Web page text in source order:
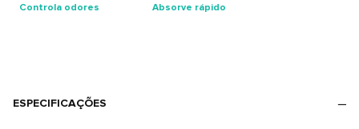
Controla odores Absorve rápido
ESPECIFICAÇÕES